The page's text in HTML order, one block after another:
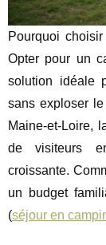
Pourquoi
Opter pour un
solution idéale
sans exploser
Maine-et-Loire,
de visiteurs
croissante.
un budget
(séjour en